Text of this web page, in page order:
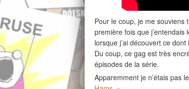
Pour le coup, je me souviens
première fois que j’entendais
lorsque j’ai découvert ce
Du coup, ce gag est très
épisodes de la série.
Apparemment je n’étais pas